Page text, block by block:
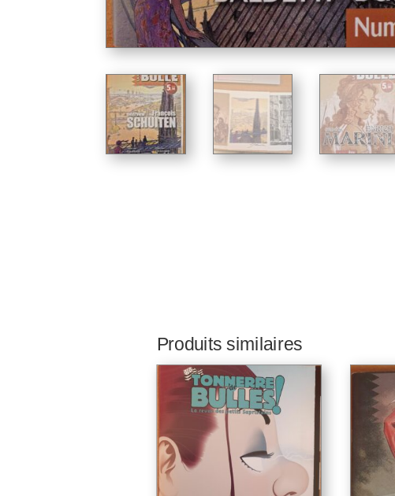
Produits similaires